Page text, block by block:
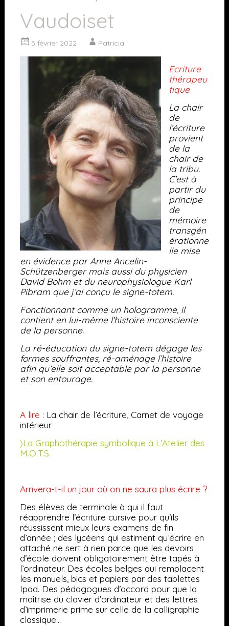
Vaudoiset
5 février 2022 Patricia
Ecriture
thérapeu
tique
La chair
de
l’écriture
provient
de la
chair de
la tribu.
C’est à
partir du
principe
de
mémoire
transgén
érationne
lle mise
en évidence par Anne Ancelin-
Schützenberger mais aussi du physicien
David Bohm et du neurophysiologue Karl
Pibram que j’ai conçu le signe-totem.
Fonctionnant comme un hologramme, il
contient en lui-même l’histoire inconsciente
de la personne.
La ré-éducation du signe-totem dégage les
formes souffrantes, ré-aménage l’histoire
afin qu’elle soit acceptable par la personne
et son entourage.
A lire : La chair de l’écriture, Carnet de voyage
intérieur
〉La Graphothérapie symbolique à L’Atelier des
M.O.T.S.
Arrivera-t-il un jour où on ne saura plus écrire ?
Des élèves de terminale à qui il faut
réapprendre l’écriture cursive pour qu’ils
réussissent mieux leurs examens de fin
d’année ; des lycéens qui estiment qu’écrire en
attaché ne sert à rien parce que les devoirs
d’école doivent obligatoirement être tapés à
l’ordinateur. Des écoles belges qui remplacent
les manuels, bics et papiers par des tablettes
Ipad. Des pédagogues d’accord pour que la
maîtrise du clavier d’ordinateur et des lettres
d’imprimerie prime sur celle de la calligraphie
classique…